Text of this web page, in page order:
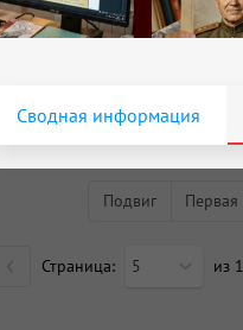
Сводная информация
Подвиг Первая
Страница: 5 из